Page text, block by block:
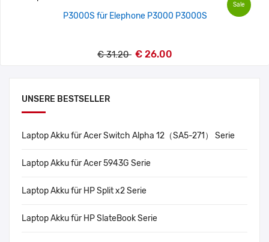
UNSERE BESTSELLER
Laptop Akku für Acer Switch Alpha 12（SA5-271） Serie
Laptop Akku für Acer 5943G Serie
Laptop Akku für HP Split x2 Serie
Laptop Akku für HP SlateBook Serie
Sale
P3000S für Elephone P3000 P3000S
€ 31.20 € 26.00